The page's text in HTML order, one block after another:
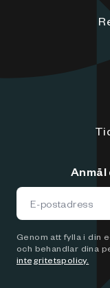
Genom att fylla i din
och behandlar dina
integritetspolicy.